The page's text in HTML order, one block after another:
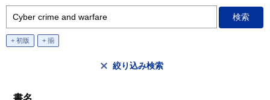
+ 初版 + 揃
絞り込み検索